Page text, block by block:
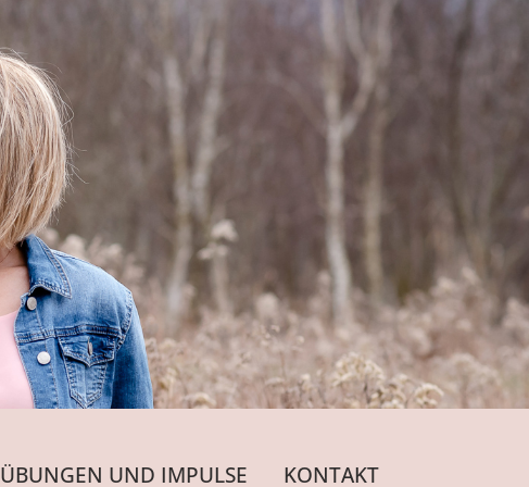
ÜBUNGEN UND IMPULSE KONTAKT